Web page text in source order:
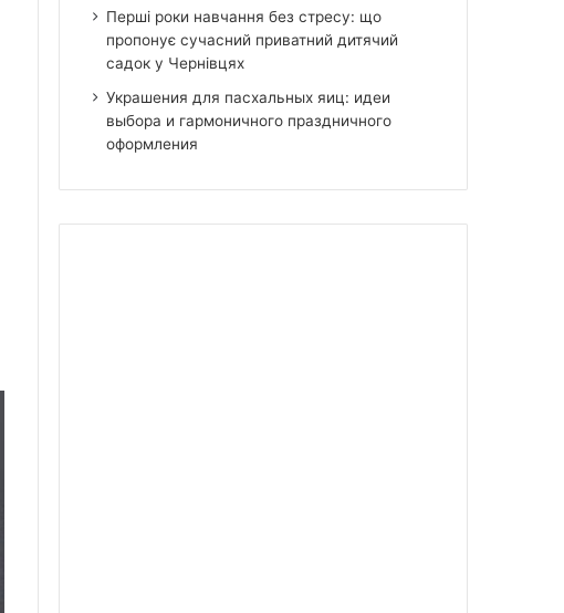
Перші роки навчання без стресу: що
пропонує сучасний приватний дитячий
садок у Чернівцях
Украшения для пасхальных яиц: идеи
выбора и гармоничного праздничного
оформления